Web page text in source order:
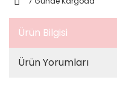
Ürün Bilgisi
Ürün Yorumları